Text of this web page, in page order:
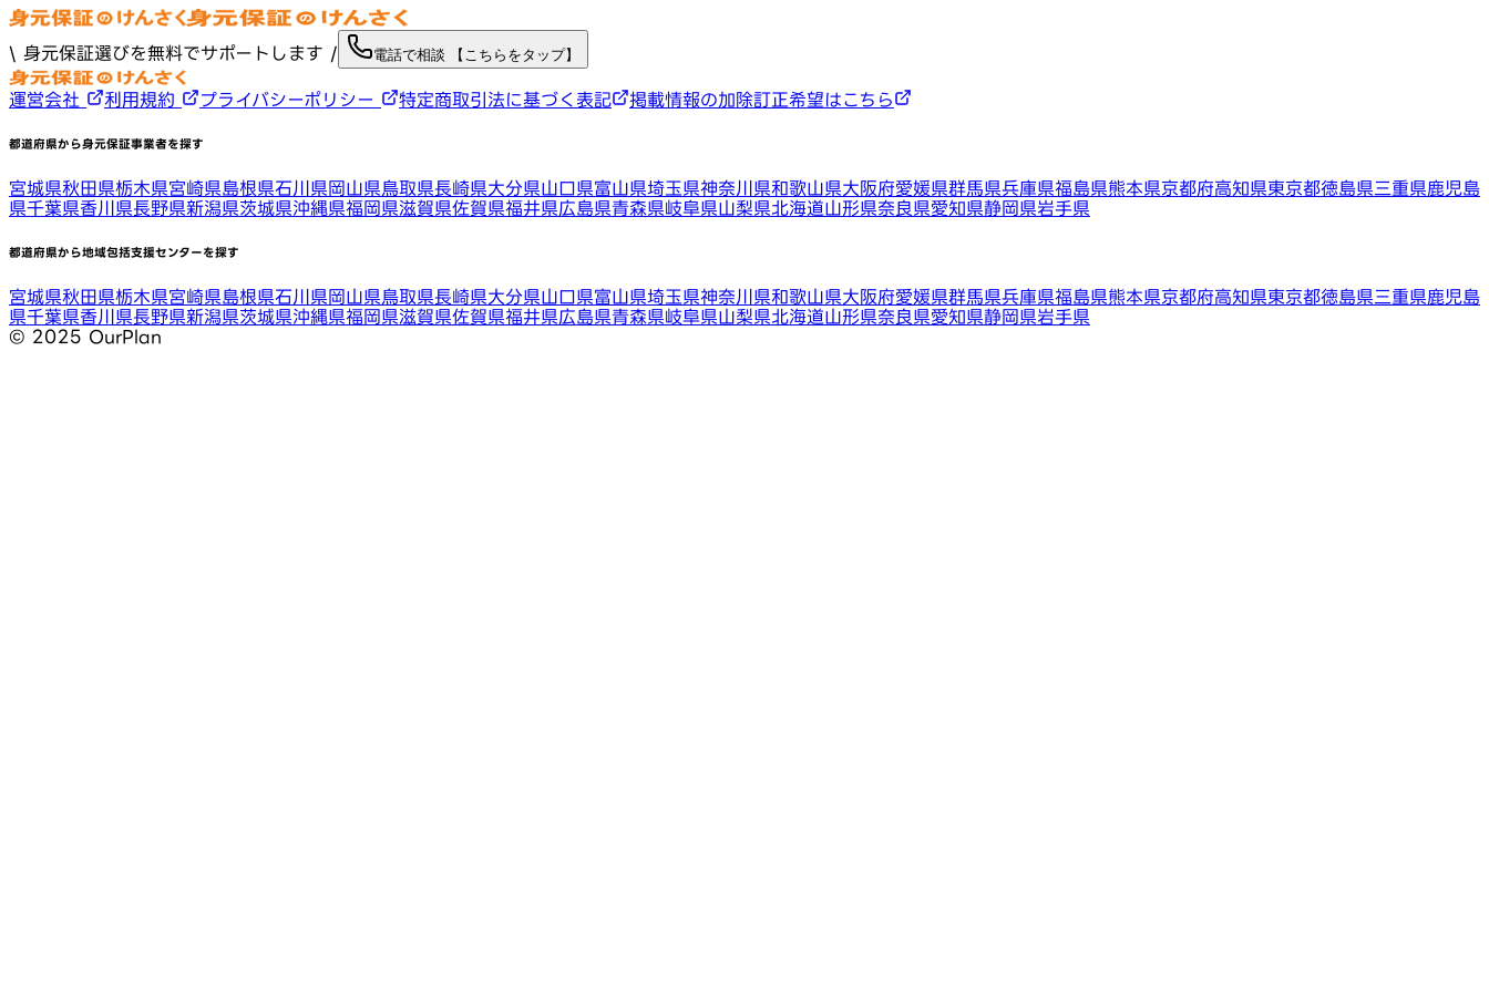
\ 身元保証選びを無料でサポートします / 電話で相談 【こちらをタップ】
運営会社 利用規約 プライバシーポリシー 特定商取引法に基づく表記 掲載情報の加除訂正希望はこちら
都道府県から身元保証事業者を探す
宮城県秋田県栃木県宮崎県島根県石川県岡山県鳥取県長崎県大分県山口県富山県埼玉県神奈川県和歌山県大阪府愛媛県群馬県兵庫県福島県熊本県京都府高知県東京都徳島県三重県鹿児島
県千葉県香川県長野県新潟県茨城県沖縄県福岡県滋賀県佐賀県福井県広島県青森県岐阜県山梨県北海道山形県奈良県愛知県静岡県岩手県
都道府県から地域包括支援センターを探す
宮城県秋田県栃木県宮崎県島根県石川県岡山県鳥取県長崎県大分県山口県富山県埼玉県神奈川県和歌山県大阪府愛媛県群馬県兵庫県福島県熊本県京都府高知県東京都徳島県三重県鹿児島
県千葉県香川県長野県新潟県茨城県沖縄県福岡県滋賀県佐賀県福井県広島県青森県岐阜県山梨県北海道山形県奈良県愛知県静岡県岩手県
©︎ 2025 OurPlan